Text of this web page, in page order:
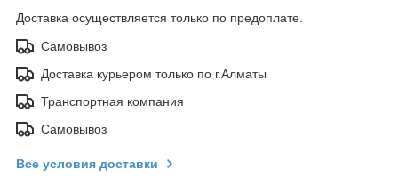
Доставка осуществляется только по предоплате.
Самовывоз
Доставка курьером только по г.Алматы
Транспортная компания
Самовывоз
Все условия доставки